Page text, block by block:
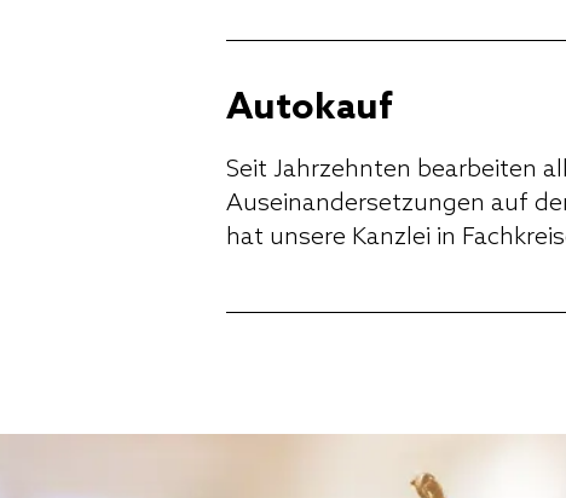
Autokauf
Seit Jahrzehnten bearbeiten
Auseinandersetzungen auf
hat unsere Kanzlei in